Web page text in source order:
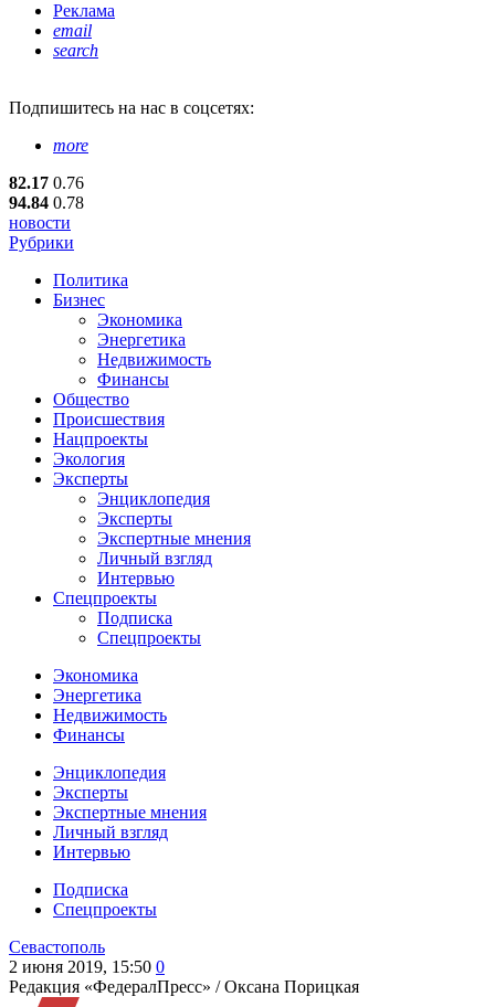
Реклама
email
search
Подпишитесь на нас в соцсетях:
more
82.17 0.76
94.84 0.78
новости
Рубрики
Политика
Бизнес
Экономика
Энергетика
Недвижимость
Финансы
Общество
Происшествия
Нацпроекты
Экология
Эксперты
Энциклопедия
Эксперты
Экспертные мнения
Личный взгляд
Интервью
Спецпроекты
Подписка
Спецпроекты
Экономика
Энергетика
Недвижимость
Финансы
Энциклопедия
Эксперты
Экспертные мнения
Личный взгляд
Интервью
Подписка
Спецпроекты
Севастополь
2 июня 2019, 15:50 0
Редакция «ФедералПресс» /Оксана Порицкая